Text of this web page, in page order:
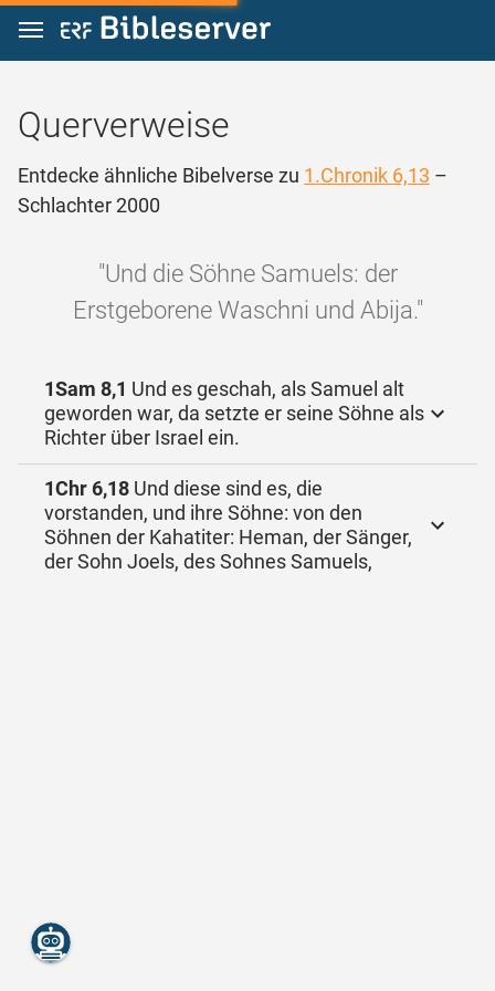
Zum Inhalt springen
Querverweise
Entdecke ähnliche Bibelverse zu 1.Chronik 6,13 –
Schlachter 2000
"Und die Söhne Samuels: der
Erstgeborene Waschni und Abija."
1Sam 8,1 Und es geschah, als Samuel alt
geworden war, da setzte er seine Söhne als
Richter über Israel ein.
1Chr 6,18 Und diese sind es, die
vorstanden, und ihre Söhne: von den
Söhnen der Kahatiter: Heman, der Sänger,
der Sohn Joels, des Sohnes Samuels,